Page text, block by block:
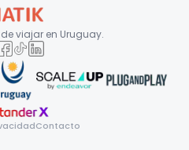
viajar en Uruguay.
Contacto